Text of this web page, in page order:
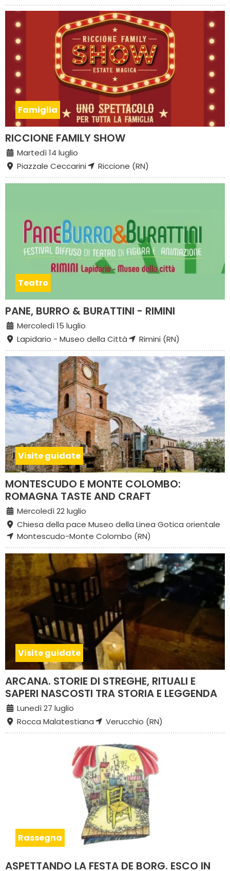
Famiglia
RICCIONE FAMILY SHOW
Martedì 14 luglio
Piazzale Ceccarini
Riccione (RN)
Teatro
PANE, BURRO & BURATTINI - RIMINI
Mercoledì 15 luglio
Lapidario - Museo della Città
Rimini (RN)
Visite guidate
MONTESCUDO E MONTE COLOMBO:
ROMAGNA TASTE AND CRAFT
Mercoledì 22 luglio
Chiesa della pace Museo della Linea Gotica orientale
Montescudo-Monte Colombo (RN)
Visite guidate
ARCANA. STORIE DI STREGHE, RITUALI E
SAPERI NASCOSTI TRA STORIA E LEGGENDA
Lunedì 27 luglio
Rocca Malatestiana
Verucchio (RN)
Rassegna
ASPETTANDO LA FESTA DE BORG. ESCO IN